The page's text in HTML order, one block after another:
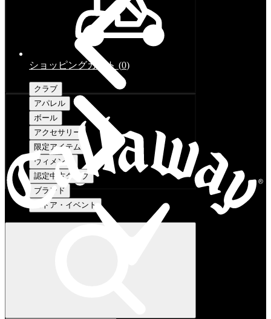
ショッピングカート (0)
クラブ
アパレル
ボール
アクセサリー
限定アイテム
ウィメンズ
認定中古クラブ
ブランド
ストア・イベント